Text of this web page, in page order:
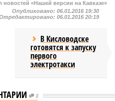
новостей «Нашей версии на Кавказе»
Опубликовано: 06.01.2016 19:30
06.01.2016 20:19
В Кисловодске
готовятся к запуску
первого
электротакси
0